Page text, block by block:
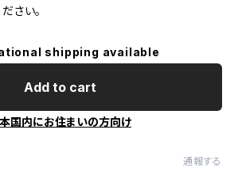
さい。
shipping available
Add to cart
国内にお住まいの方向け
通報する